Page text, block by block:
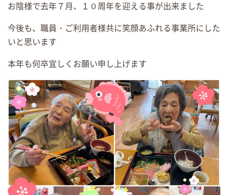
お陰様で去年７月、１０周年を迎える事が出来ました
今後も、職員・ご利用者様共に笑顔あふれる事業所にした
いと思います
本年も何卒宜しくお願い申し上げます